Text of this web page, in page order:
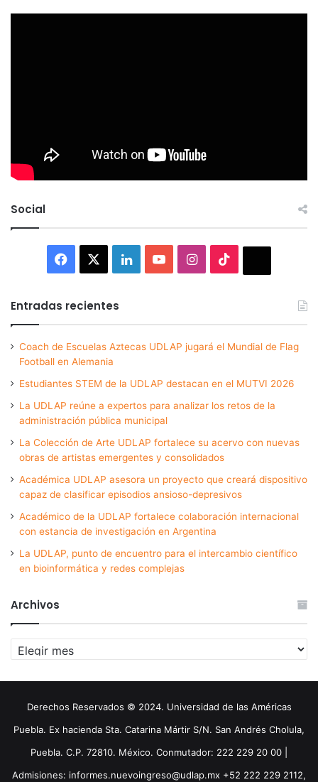
Social
Facebook LinkedInYouTubeInstagram
Entradas recientes
Coach de Escuelas Aztecas UDLAP jugará el Mundial de Flag
Football en Alemania
Estudiantes STEM de la UDLAP destacan en el MUTVI 2026
La UDLAP reúne a expertos para analizar los retos de la
administración pública municipal
La Colección de Arte UDLAP fortalece su acervo con nuevas
obras de artistas emergentes y consolidados
Académica UDLAP asesora un proyecto que creará dispositivo
capaz de clasificar episodios ansioso-depresivos
Académico de la UDLAP fortalece colaboración internacional
con estancia de investigación en Argentina
La UDLAP, punto de encuentro para el intercambio científico
en bioinformática y redes complejas
Archivos
Archivos
Derechos Reservados © 2024. Universidad de las Américas
Puebla. Ex hacienda Sta. Catarina Mártir S/N. San Andrés Cholula,
Puebla. C.P. 72810. México. Conmutador: 222 229 20 00 |
Admisiones: informes.nuevoingreso@udlap.mx +52 222 229 2112,